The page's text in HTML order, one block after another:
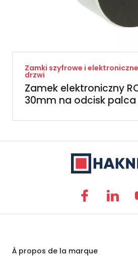
Zamki szyfrowe i
drzwi
Zamek elektroniczny
30mm na odcisk palca
À propos de la marque